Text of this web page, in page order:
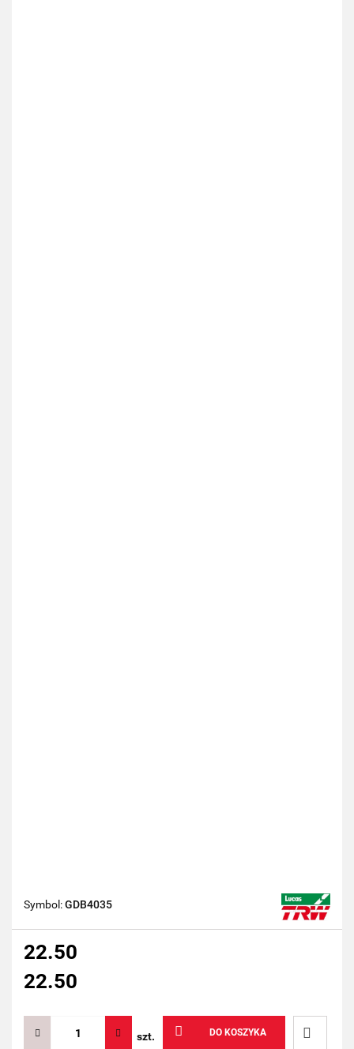
Symbol:GDB4035
22.50
22.50
szt. DO KOSZYKA